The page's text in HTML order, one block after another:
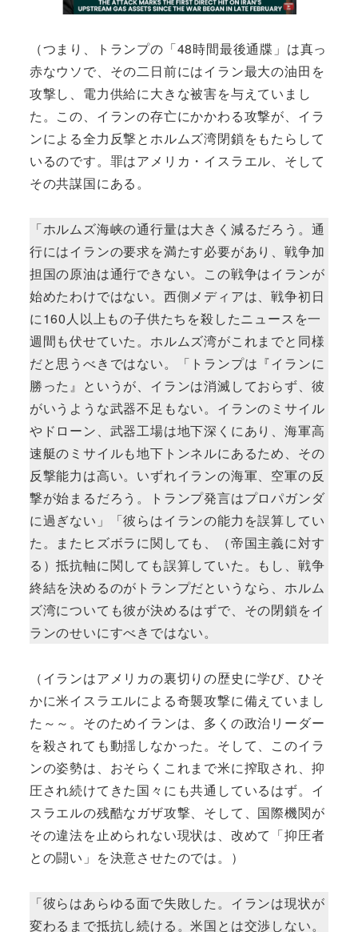
（つまり、トランプの「48時間最後通牒」は真っ
赤なウソで、その二日前にはイラン最大の油田を
攻撃し、電力供給に大きな被害を与えていまし
た。この、イランの存亡にかかわる攻撃が、イラ
ンによる全力反撃とホルムズ湾閉鎖をもたらして
いるのです。罪はアメリカ・イスラエル、そして
その共謀国にある。
「ホルムズ海峡の通行量は大きく減るだろう。通
行にはイランの要求を満たす必要があり、戦争加
担国の原油は通行できない。この戦争はイランが
始めたわけではない。西側メディアは、戦争初日
に160人以上もの子供たちを殺したニュースを一
週間も伏せていた。ホルムズ湾がこれまでと同様
だと思うべきではない。「トランプは『イランに
勝った』というが、イランは消滅しておらず、彼
がいうような武器不足もない。イランのミサイル
やドローン、武器工場は地下深くにあり、海軍高
速艇のミサイルも地下トンネルにあるため、その
反撃能力は高い。いずれイランの海軍、空軍の反
撃が始まるだろう。トランプ発言はプロパガンダ
に過ぎない」「彼らはイランの能力を誤算してい
た。またヒズボラに関しても、（帝国主義に対す
る）抵抗軸に関しても誤算していた。もし、戦争
終結を決めるのがトランプだというなら、ホルム
ズ湾についても彼が決めるはずで、その閉鎖をイ
ランのせいにすべきではない。
（イランはアメリカの裏切りの歴史に学び、ひそ
かに米イスラエルによる奇襲攻撃に備えていまし
た～～。そのためイランは、多くの政治リーダー
を殺されても動揺しなかった。そして、このイラ
ンの姿勢は、おそらくこれまで米に搾取され、抑
圧され続けてきた国々にも共通しているはず。イ
スラエルの残酷なガザ攻撃、そして、国際機関が
その違法を止められない現状は、改めて「抑圧者
との闘い」を決意させたのでは。）
「彼らはあらゆる面で失敗した。イランは現状が
変わるまで抵抗し続ける。米国とは交渉しない。